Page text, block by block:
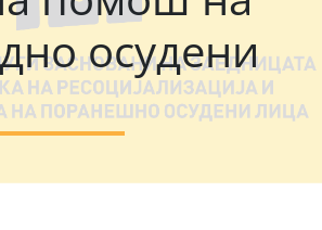
осудени